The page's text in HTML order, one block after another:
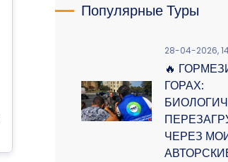
Популярные Туры
28-04-2026,
🔥
ГОРАХ:
ЧЕРЕЗ